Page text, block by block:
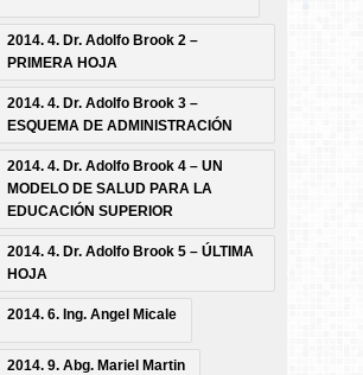
2014. 4. Dr. Adolfo Brook 2 –
PRIMERA HOJA
2014. 4. Dr. Adolfo Brook 3 –
ESQUEMA DE ADMINISTRACIÓN
2014. 4. Dr. Adolfo Brook 4 – UN
MODELO DE SALUD PARA LA
EDUCACIÓN SUPERIOR
2014. 4. Dr. Adolfo Brook 5 – ÚLTIMA
HOJA
2014. 6. Ing. Angel Micale
2014. 9. Abg. Mariel Martin